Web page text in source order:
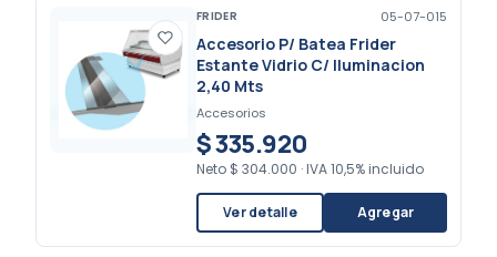
FRIDER 05-07-015
Accesorio P/ Batea Frider
Estante Vidrio C/ Iluminacion
2,40 Mts
Accesorios
$ 335.920
Neto $ 304.000 · IVA 10,5% incluido
Ver detalle Agregar